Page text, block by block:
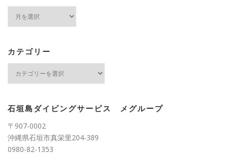
ブ
カテゴリー
ー
石垣島ダイビングサービス メグループ
〒907-0002
沖縄県石垣市真栄里204-389
0980-82-1353